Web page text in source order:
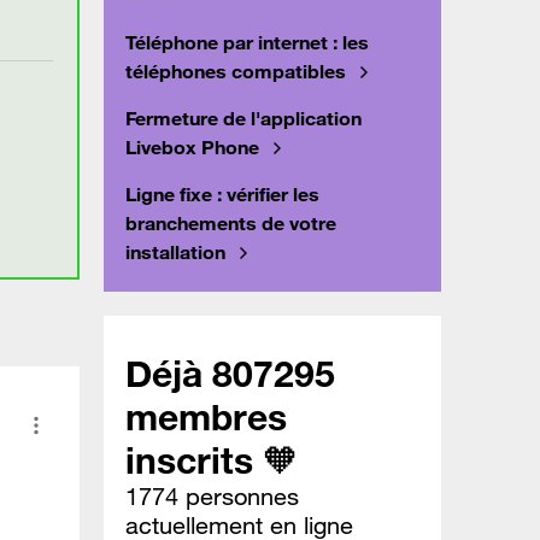
Téléphone par internet : les
téléphones compatibles
Fermeture de l'application
Livebox Phone
Ligne fixe : vérifier les
branchements de votre
installation
Déjà 807295
membres
inscrits 🧡
1774 personnes
actuellement en ligne